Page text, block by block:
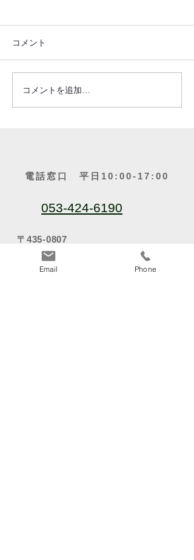
ご報告(2025.05.26）
コメント
コメントを追加…
電話窓口 平日10:00-17:00
053-424-6190
〒435-0807
静岡県浜松市中央区佐藤3丁目２４－６
Email Phone